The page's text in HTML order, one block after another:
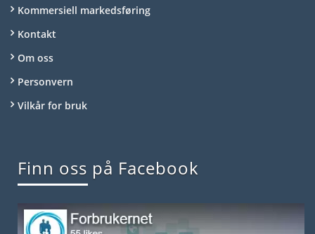
Kommersiell markedsføring
Kontakt
Om oss
Personvern
Vilkår for bruk
Finn oss på Facebook